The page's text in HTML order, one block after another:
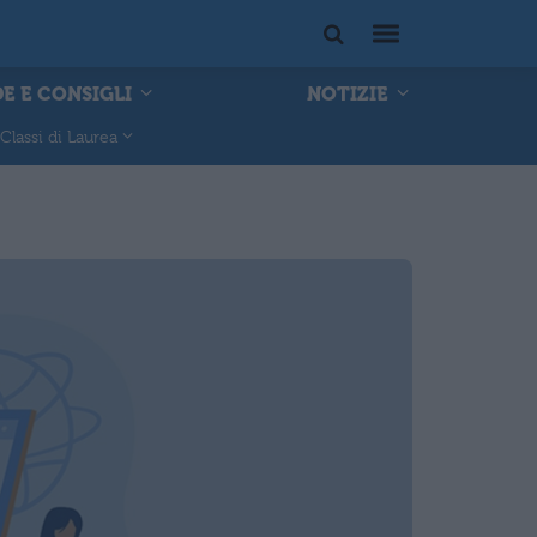
E CONSIGLI NOTIZIE
Classi di Laurea